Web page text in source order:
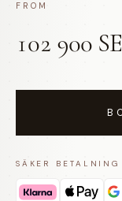
FROM
102 900
SÄKER BETALNING